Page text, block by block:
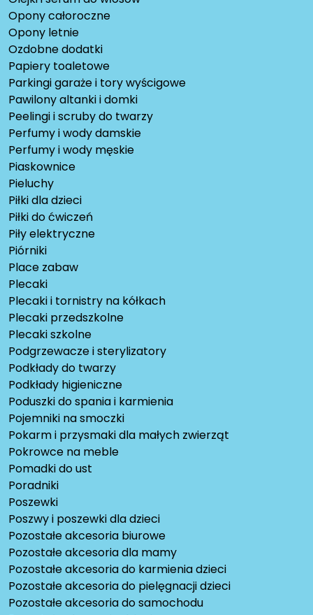
Opony całoroczne
Opony letnie
Ozdobne dodatki
Papiery toaletowe
Parkingi garaże i tory wyścigowe
Pawilony altanki i domki
Peelingi i scruby do twarzy
Perfumy i wody damskie
Perfumy i wody męskie
Piaskownice
Pieluchy
Piłki dla dzieci
Piłki do ćwiczeń
Piły elektryczne
Piórniki
Place zabaw
Plecaki
Plecaki i tornistry na kółkach
Plecaki przedszkolne
Plecaki szkolne
Podgrzewacze i sterylizatory
Podkłady do twarzy
Podkłady higieniczne
Poduszki do spania i karmienia
Pojemniki na smoczki
Pokarm i przysmaki dla małych zwierząt
Pokrowce na meble
Pomadki do ust
Poradniki
Poszewki
Poszwy i poszewki dla dzieci
Pozostałe akcesoria biurowe
Pozostałe akcesoria dla mamy
Pozostałe akcesoria do karmienia dzieci
Pozostałe akcesoria do pielęgnacji dzieci
Pozostałe akcesoria do samochodu